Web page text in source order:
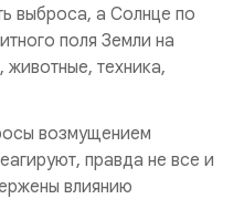
выброса, а Солнце по
поля Земли на
техника,
возмущением
правда не все и
влиянию